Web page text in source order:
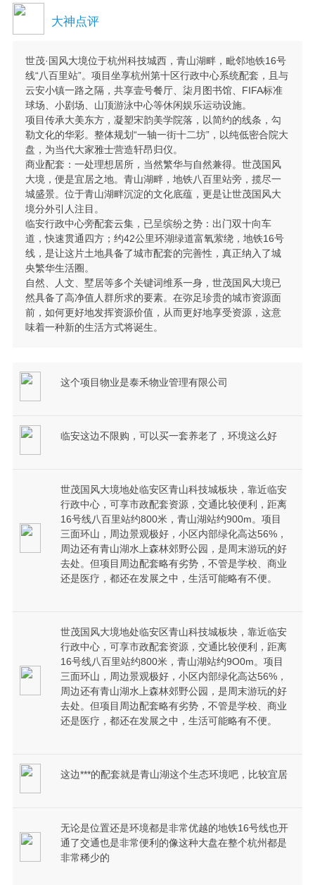
大神点评
世茂·国风大境位于杭州科技城西，青山湖畔，毗邻地铁16号
线“八百里站”。项目坐享杭州第十区行政中心系统配套，且与
云安小镇一路之隔，共享壹号餐厅、柒月图书馆、FIFA标准
球场、小剧场、山顶游泳中心等休闲娱乐运动设施。
项目传承大美东方，凝塑宋韵美学院落，以简约的线条，勾
勒文化的华彩。整体规划“一轴一街十二坊”，以纯低密合院大
盘，为当代大家雅士营造轩昂归仪。
商业配套：一处理想居所，当然繁华与自然兼得。世茂国风
大境，便是宜居之地。青山湖畔，地铁八百里站旁，揽尽一
城盛景。位于青山湖畔沉淀的文化底蕴，更是让世茂国风大
境分外引人注目。
临安行政中心旁配套云集，已呈缤纷之势：出门双十向车
道，快速贯通四方；约42公里环湖绿道富氧萦绕，地铁16号
线，是让这片土地具备了城市配套的完善性，真正纳入了城
央繁华生活圈。
自然、人文、墅居等多个关键词维系一身，世茂国风大境已
然具备了高净值人群所求的要素。在弥足珍贵的城市资源面
前，如何更好地发挥资源价值，从而更好地享受资源，这意
味着一种新的生活方式将诞生。
这个项目物业是泰禾物业管理有限公司
临安这边不限购，可以买一套养老了，环境这么好
世茂国风大境地处临安区青山科技城板块，靠近临安
行政中心，可享市政配套资源，交通比较便利，距离
16号线八百里站约800米，青山湖站约900m。项目
三面环山，周边景观极好，小区内部绿化高达56%，
周边还有青山湖水上森林郊野公园，是周末游玩的好
去处。但项目周边配套略有劣势，不管是学校、商业
还是医疗，都还在发展之中，生活可能略有不便。
世茂国风大境地处临安区青山科技城板块，靠近临安
行政中心，可享市政配套资源，交通比较便利，距离
16号线八百里站约800米，青山湖站约9O0m。项目
三面环山，周边景观极好，小区内部绿化高达56%，
周边还有青山湖水上森林郊野公园，是周末游玩的好
去处。但项目周边配套略有劣势，不管是学校、商业
还是医疗，都还在发展之中，生活可能略有不便。
这边***的配套就是青山湖这个生态环境吧，比较宜居
无论是位置还是环境都是非常优越的地铁16号线也开
通了交通也是非常便利的像这种大盘在整个杭州都是
非常稀少的